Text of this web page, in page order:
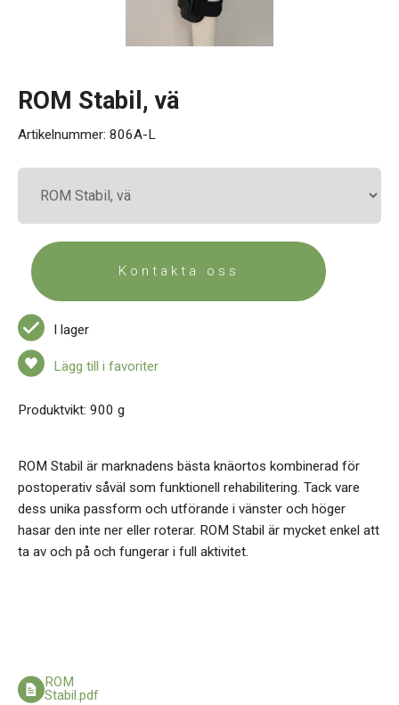
ROM Stabil, vä
Artikelnummer: 806A-L
Kontakta oss
I lager
Lägg till i favoriter
Produktvikt: 900 g
ROM Stabil är marknadens bästa knäortos kombinerad för
postoperativ såväl som funktionell rehabilitering. Tack vare
dess unika passform och utförande i vänster och höger
hasar den inte ner eller roterar. ROM Stabil är mycket enkel att
ta av och på och fungerar i full aktivitet.
ROM
Stabil.pdf